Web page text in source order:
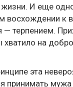
И еще
восхождении к
— терпением.
на
эта
принимать мужа